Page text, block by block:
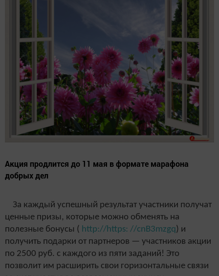
Акция продлится до 11 мая в формате марафона
добрых дел
За каждый успешный результат участники получат
ценные призы, которые можно обменять на
полезные бонусы ( http://https: //cnB3mzgq) и
получить подарки от партнеров — участников акции
по 2500 руб. с каждого из пяти заданий! Это
позволит им расширить свои горизонтальные связи